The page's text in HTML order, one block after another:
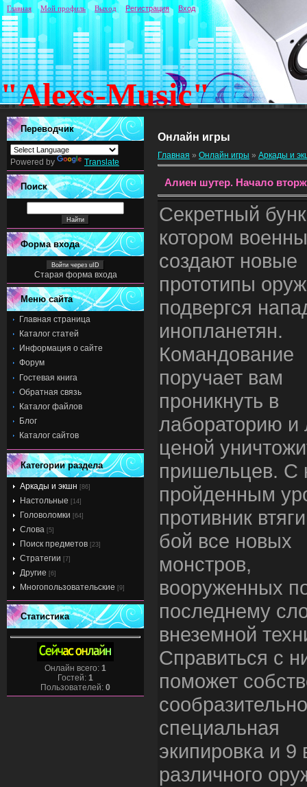
"Alexs-Music"
Главная Мой профиль Выход Регистрация Вход
Переводчик
Powered by Translate
Поиск
Форма входа
Войти через uID
Старая форма входа
Меню сайта
Главная страница
Каталог статей
Информация о сайте
Форум
Гостевая книга
Обратная связь
Каталог файлов
Блог
Каталог сайтов
Категории раздела
Аркады и экшн [86]
Настольные [14]
Головоломки [64]
Слова [5]
Поиск предметов [23]
Стратегии [7]
Другие [6]
Многопользовательские [9]
Статистика
Онлайн всего: 1
Гостей: 1
Пользователей: 0
Онлайн игры
Главная » Онлайн игры » Аркады и
Алиен шутер. Начало
Секретный
котором
создают новые
прототипы
подвергся
инопланетян.
Командование
поручает вам
проникнуть в
лабораторию
ценой
пришельцев. С
пройденным
противник
бой все новых
монстров,
вооруженных
последнему
внеземной
Справиться с
поможет
специальная
экипировка и 9
различного